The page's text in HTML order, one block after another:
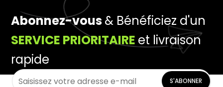
Abonnez-vous& Bénéficiez d'un
SERVICE PRIORITAIRE et livraison
rapide
S'ABONNER